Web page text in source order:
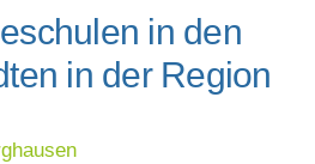
in den
in der Region